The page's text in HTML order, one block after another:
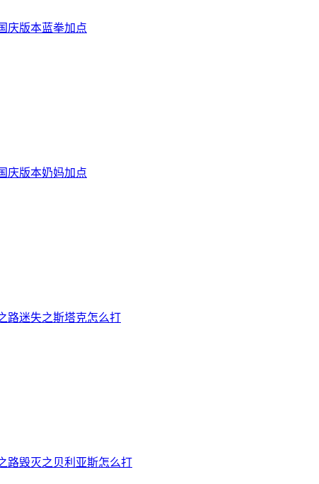
庆版本蓝拳加点
庆版本奶妈加点
路迷失之斯塔克怎么打
路毁灭之贝利亚斯怎么打